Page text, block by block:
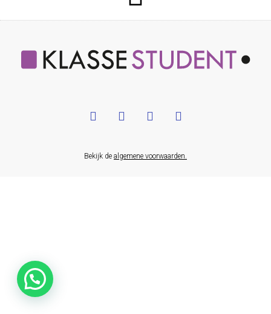
Bekijk de algemene voorwaarden.